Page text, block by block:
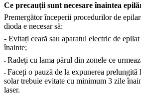
Ce precauții sunt necesare înaintea
Premergător începerii procedurilor de
dioda e necesar să:
- Evitați ceară sau aparatul electric de
înainte;
- Radeți cu lama părul din zonele ce
- Faceți o pauză de la expunerea prelungită
solar trebuie evitate cu minimum 3 zile
laser.